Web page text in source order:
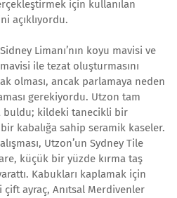
için kullanılan
açıklıyordu.
Limanı’nın koyu mavisi ve
ile tezat oluşturmasını
olması, ancak parlamaya neden
gerekiyordu. Utzon tam
buldu; kildeki tanecikli bir
kabalığa sahip seramik kaseler.
Utzon’un Sydney Tile
küçük bir yüzde kırma taş
Kabukları kaplamak için
ayraç, Anıtsal Merdivenler